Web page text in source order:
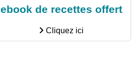
ebook de recettes offert
Cliquez ici